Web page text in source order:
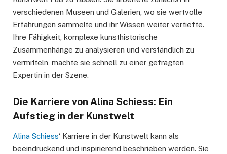
verschiedenen Museen und Galerien, wo sie wertvolle
Erfahrungen sammelte und ihr Wissen weiter vertiefte.
Ihre Fähigkeit, komplexe kunsthistorische
Zusammenhänge zu analysieren und verständlich zu
vermitteln, machte sie schnell zu einer gefragten
Expertin in der Szene.
Die Karriere von Alina Schiess: Ein
Aufstieg in der Kunstwelt
Alina Schiess‘ Karriere in der Kunstwelt kann als
beeindruckend und inspirierend beschrieben werden. Sie